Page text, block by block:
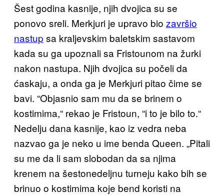
Šest godina kasnije, njih dvojica su se
ponovo sreli. Merkjuri je upravo bio završio
nastup sa kraljevskim baletskim sastavom
kada su ga upoznali sa Fristounom na žurki
nakon nastupa. Njih dvojica su počeli da
ćaskaju, a onda ga je Merkjuri pitao čime se
bavi. “Objasnio sam mu da se brinem o
kostimima,“ rekao je Fristoun, “i to je bilo to.“
Nedelju dana kasnije, kao iz vedra neba
nazvao ga je neko u ime benda Queen. „Pitali
su me da li sam slobodan da sa njima
krenem na šestonedeljnu turneju kako bih se
brinuo o kostimima koje bend koristi na